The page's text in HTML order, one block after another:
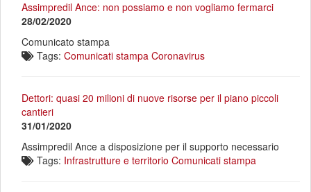
Assimpredil Ance: non possiamo e non vogliamo fermarci
28/02/2020
Comunicato stampa
Tags: Comunicati stampa Coronavirus
Dettori: quasi 20 milioni di nuove risorse per il piano piccoli
cantieri
31/01/2020
Assimpredil Ance a disposizione per il supporto necessario
Tags: Infrastrutture e territorio Comunicati stampa